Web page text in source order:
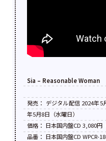
Sia – Reasonable Woman
発売： デジタル配信 2024年5
年5月8日（水曜日）
価格： 日本国内盤CD 3,080円
品番： 日本国内盤CD WPCR-